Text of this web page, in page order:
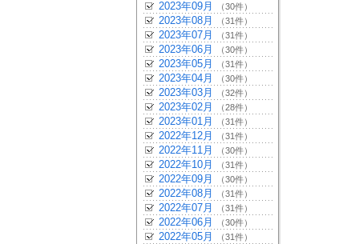
2023年09月 （30件）
2023年08月 （31件）
2023年07月 （31件）
2023年06月 （30件）
2023年05月 （31件）
2023年04月 （30件）
2023年03月 （32件）
2023年02月 （28件）
2023年01月 （31件）
2022年12月 （31件）
2022年11月 （30件）
2022年10月 （31件）
2022年09月 （30件）
2022年08月 （31件）
2022年07月 （31件）
2022年06月 （30件）
2022年05月 （31件）